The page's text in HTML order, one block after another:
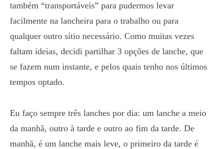
também “transportáveis” para pudermos levar
facilmente na lancheira para o trabalho ou para
qualquer outro sítio necessário. Como muitas vezes
faltam ideias, decidi partilhar 3 opções de lanche, que
se fazem num instante, e pelos quais tenho nos últimos
tempos optado.
Eu faço sempre três lanches por dia: um lanche a meio
da manhã, outro à tarde e outro ao fim da tarde. De
manhã, é um lanche mais leve, o primeiro da tarde é